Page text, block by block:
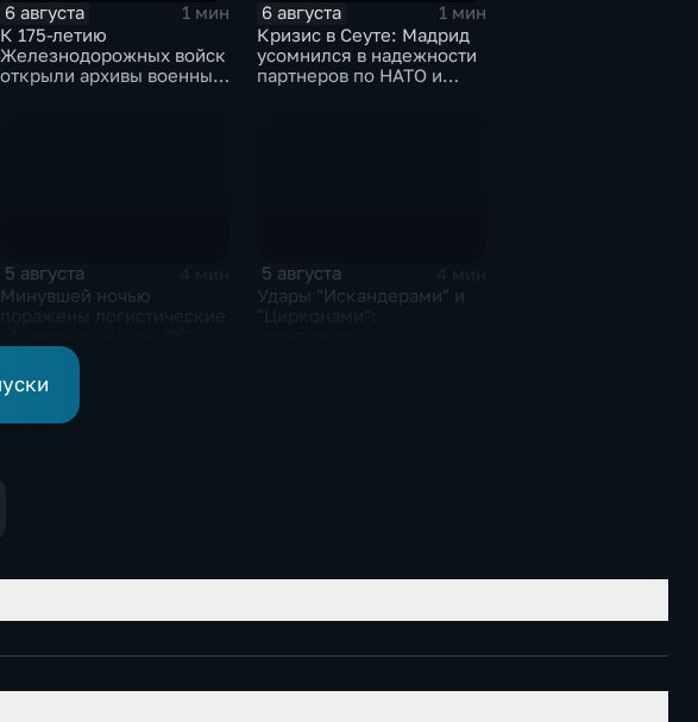
6 августа
1 мин
К 175-летию
Железнодорожных войск
открыли архивы военных
6 августа
1 мин
Кризис в Сеуте: Мадрид
усомнился в надежности
партнеров по НАТО и
5 августа
Минувшей ночью
5 августа
Удары "Искандерами" и